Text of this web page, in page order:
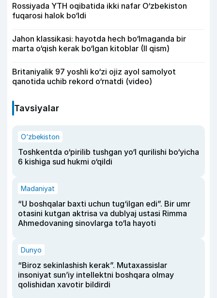
Rossiyada YTH oqibatida ikki nafar O‘zbekiston
fuqarosi halok bo‘ldi
Jahon klassikasi: hayotda hech bo‘lmaganda bir
marta o‘qish kerak bo‘lgan kitoblar (II qism)
Britaniyalik 97 yoshli ko‘zi ojiz ayol samolyot
qanotida uchib rekord o‘rnatdi (video)
Tavsiyalar
O‘zbekiston
Toshkentda o‘pirilib tushgan yo‘l qurilishi bo‘yicha
6 kishiga sud hukmi o‘qildi
Madaniyat
“U boshqalar baxti uchun tug‘ilgan edi”. Bir umr
otasini kutgan aktrisa va dublyaj ustasi Rimma
Ahmedovaning sinovlarga to‘la hayoti
Dunyo
“Biroz sekinlashish kerak”. Mutaxassislar
insoniyat sun’iy intellektni boshqara olmay
qolishidan xavotir bildirdi